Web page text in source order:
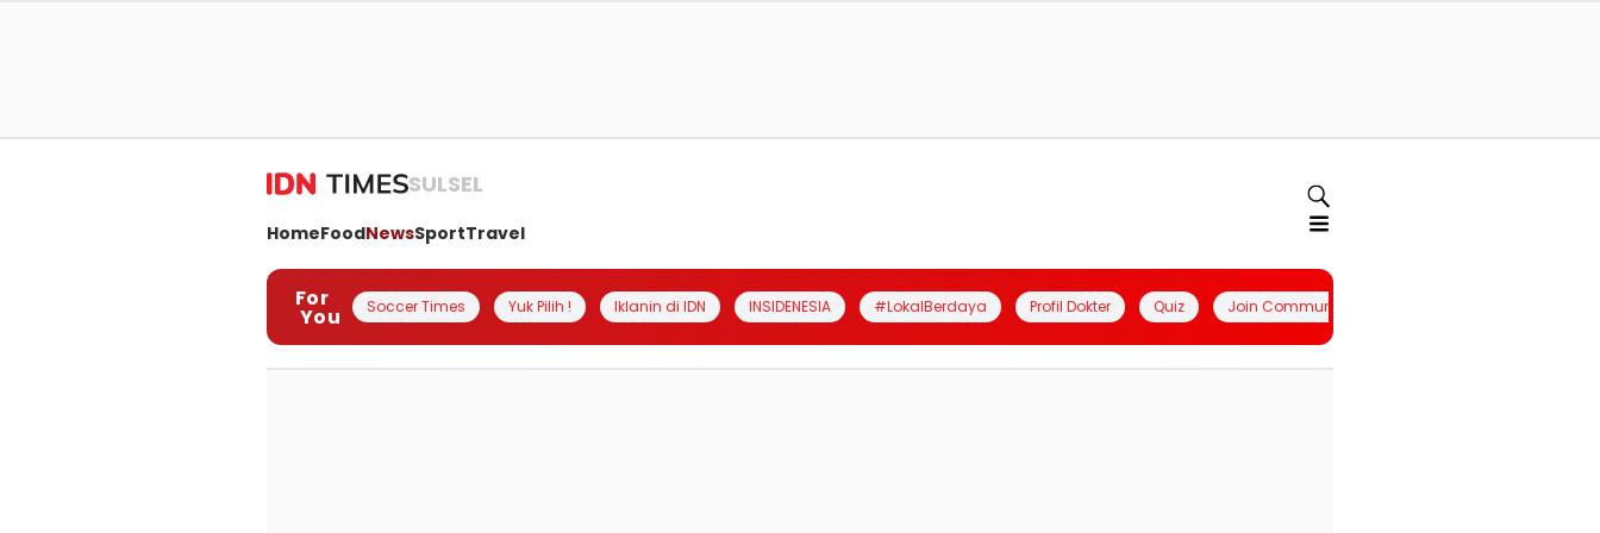
SULSEL
HomeFoodNewsSportTravel
For
You Soccer Times Yuk Pilih ! Iklanin di IDN INSIDENESIA #LokalBerdaya Profil Dokter Quiz Join Community